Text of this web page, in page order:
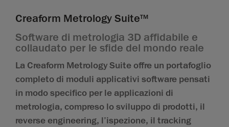
Creaform Metrology SuiteTM
Software di metrologia 3D affidabile e
collaudato per le sfide del mondo reale
La Creaform Metrology Suite offre un portafoglio
completo di moduli applicativi software pensati
in modo specifico per le applicazioni di
metrologia, compreso lo sviluppo di prodotti, il
reverse engineering, l’ispezione, il tracking